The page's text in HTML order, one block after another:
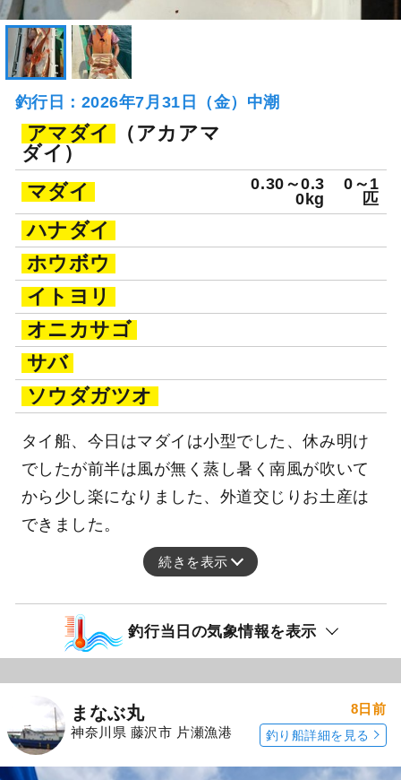
釣行日：2026年7月31日（金）中潮
アマダイ
（アカアマ
ダイ）
マダイ
0.30～0.3
0kg
0～1
匹
ハナダイ
ホウボウ
イトヨリ
オニカサゴ
サバ
ソウダガツオ
タイ船、今日はマダイは小型でした、休み明け
でしたが前半は風が無く蒸し暑く南風が吹いて
から少し楽になりました、外道交じりお土産は
できました。
続きを表示
釣行当日の気象情報を表示
まなぶ丸
神奈川県 藤沢市 片瀬漁港
8日前
釣り船詳細を見る